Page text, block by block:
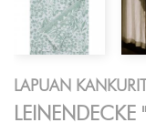
LAPUAN KANKURIT
LEINENDECKE